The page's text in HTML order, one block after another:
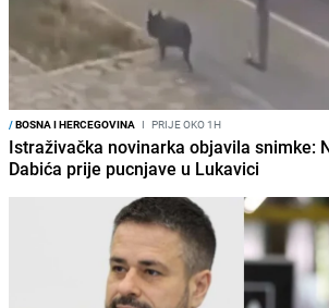
/BOSNA I HERCEGOVINA I PRIJE OKO 1H
Istraživačka novinarka objavila snimke:
Dabića prije pucnjave u Lukavici